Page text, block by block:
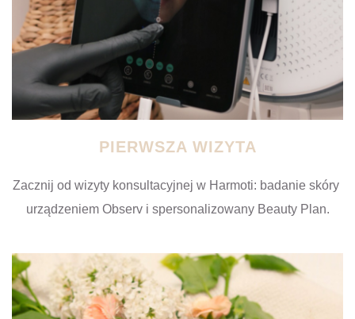
PIERWSZA WIZYTA
Zacznij od wizyty konsultacyjnej w Harmoti: badanie skóry
urządzeniem Observ i spersonalizowany Beauty Plan.